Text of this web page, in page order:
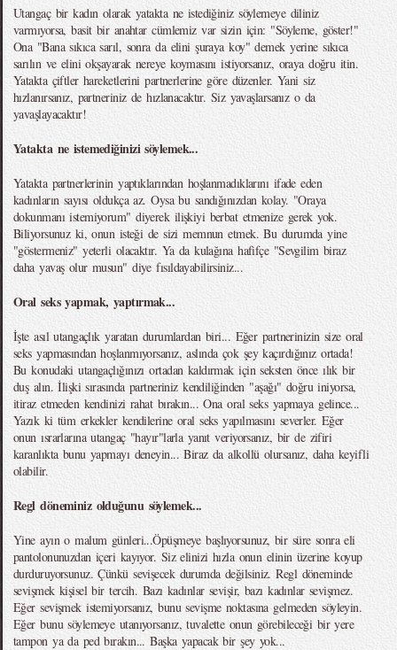
Utangaç bir kadın olarak yatakta ne istediğiniz söylemeye diliniz
varmıyorsa, basit bir anahtar cümlemiz var sizin için: "Söyleme, göster!"
Ona "Bana sıkıca sarıl, sonra da elini şuraya koy" demek yerine sıkıca
sarılın ve elini okşayarak nereye koymasını istiyorsanız, oraya doğru itin.
Yatakta çiftler hareketlerini partnerlerine göre düzenler. Yani siz
hızlanırsanız, partneriniz de hızlanacaktır. Siz yavaşlarsanız o da
yavaşlayacaktır!
Yatakta ne istemediğinizi söylemek...
Yatakta partnerlerinin yaptıklarından hoşlanmadıklarını ifade eden
kadınların sayısı oldukça az. Oysa bu sandığınızdan kolay. "Oraya
dokunmanı istemiyorum" diyerek ilişkiyi berbat etmenize gerek yok.
Biliyorsunuz ki, onun isteği de sizi memnun etmek. Bu durumda yine
"göstermeniz" yeterli olacaktır. Ya da kulağına hafifçe "Sevgilim biraz
daha yavaş olur musun" diye fısıldayabilirsiniz...
Oral seks yapmak, yaptırmak...
İşte asıl utangaçlık yaratan durumlardan biri... Eğer partnerinizin size oral
seks yapmasından hoşlanmıyorsanız, aslında çok şey kaçırdığınız ortada!
Bu konudaki utangaçlığınızı ortadan kaldırmak için seksten önce ılık bir
duş alın. İlişki sırasında partneriniz kendiliğinden "aşağı" doğru iniyorsa,
itiraz etmeden kendinizi rahat bırakın... Ona oral seks yapmaya gelince...
Yazık ki tüm erkekler kendilerine oral seks yapılmasını severler. Eğer
onun ısrarlarına utangaç "hayır"larla yanıt veriyorsanız, bir de zifiri
karanlıkta bunu yapmayı deneyin... Biraz da alkollü olursanız, daha keyifli
olabilir.
Regl döneminiz olduğunu söylemek...
Yine ayın o malum günleri...Öpüşmeye başlıyorsunuz, bir süre sonra eli
pantolonunuzdan içeri kayıyor. Siz elinizi hızla onun elinin üzerine koyup
durduruyorsunuz. Çünkü sevişecek durumda değilsiniz. Regl döneminde
sevişmek kişisel bir tercih. Bazı kadınlar sevişir, bazı kadınlar sevişmez.
Eğer sevişmek istemiyorsanız, bunu sevişme noktasına gelmeden söyleyin.
Eğer bunu söylemeye utanıyorsanız, tuvalette onun görebileceği bir yere
tampon ya da ped bırakın... Başka yapacak bir şey yok...